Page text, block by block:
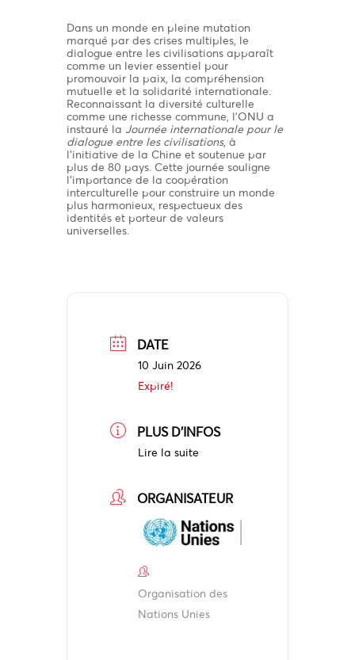
Dans un monde en pleine mutation
marqué par des crises multiples, le
dialogue entre les civilisations apparaît
comme un levier essentiel pour
promouvoir la paix, la compréhension
mutuelle et la solidarité internationale.
Reconnaissant la diversité culturelle
comme une richesse commune, l’ONU a
instauré la Journée internationale pour le
dialogue entre les civilisations, à
l’initiative de la Chine et soutenue par
plus de 80 pays. Cette journée souligne
l’importance de la coopération
interculturelle pour construire un monde
plus harmonieux, respectueux des
identités et porteur de valeurs
universelles.
DATE
10 Juin 2026
Expiré!
PLUS D'INFOS
Lire la suite
ORGANISATEUR
Organisation des
Nations Unies